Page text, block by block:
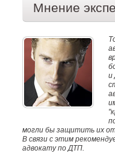
Мнение
и
могли бы защитить их
В связи с этим
адвокату по ДТП.